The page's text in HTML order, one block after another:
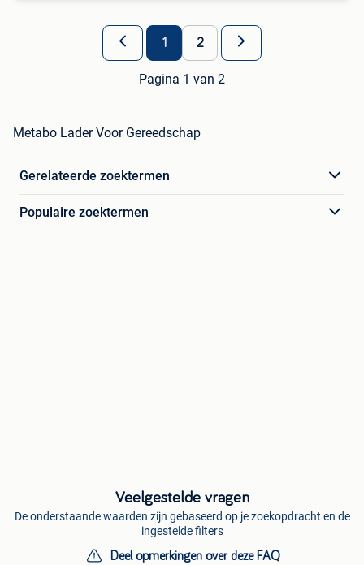
1 2
Pagina 1 van 2
Metabo Lader Voor Gereedschap
Gerelateerde zoektermen
Populaire zoektermen
Veelgestelde vragen
De onderstaande waarden zijn gebaseerd op je zoekopdracht en de
ingestelde filters
Deel opmerkingen over deze FAQ